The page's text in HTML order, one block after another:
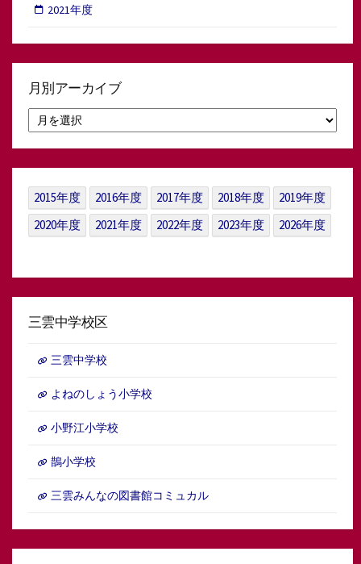
2021年度
月別アーカイブ
別
ア
イ
ブ
2015年度 2016年度 2017年度 2018年度
2019年度
2020年度
2021年度 2022年度 2023年度 2026年度
三雲中学校区
三雲中学校
よねのしょう小学校
小野江小学校
鵲小学校
三雲みんなの図書館コミュカル